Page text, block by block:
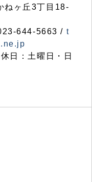
ヶ丘3丁目18-
644-5663 / t
日：土曜日・日